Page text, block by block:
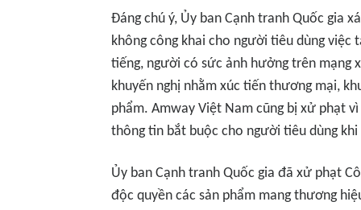
Đáng chú ý, Ủy ban Cạnh tranh Quốc gia
không công khai cho người tiêu dùng
tiếng, người có sức ảnh hưởng trên mạng
khuyến nghị nhằm xúc tiến thương mại,
phẩm. Amway Việt Nam cũng bị xử phạt
thông tin bắt buộc cho người tiêu dùng
Ủy ban Cạnh tranh Quốc gia đã xử phạt
độc quyền các sản phẩm mang thương